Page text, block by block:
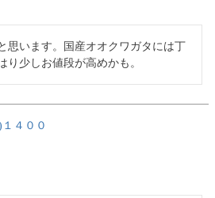
思います。国産オオクワガタには丁
り少しお値段が高めかも。
４００